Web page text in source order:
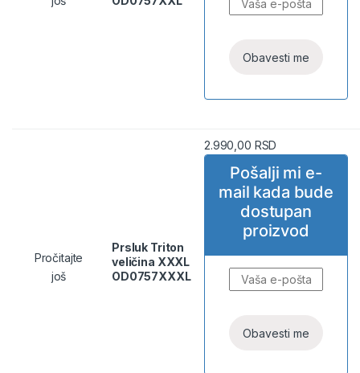
Pročitajte
još
Prsluk Triton
veličina XXXL
OD0757XXXL
2.990,00 RSD
Pošalji mi e-
mail kada bude
dostupan
proizvod